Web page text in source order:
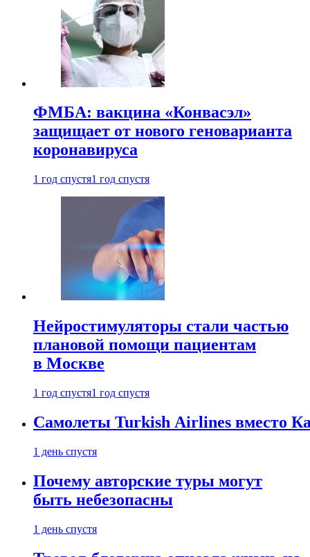
ФМБА: вакцина «Конвасэл»
защищает от нового геноварианта
коронавируса
1 год спустя1 год спустя
Нейростимуляторы стали частью
плановой помощи пациентам
в Москве
1 год спустя1 год спустя
Самолеты Turkish Airlines вместо
1 день спустя
Почему авторские туры могут
быть небезопасны
1 день спустя